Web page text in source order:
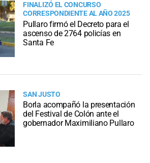
FINALIZÓ EL CONCURSO
CORRESPONDIENTE AL AÑO 2025
Pullaro firmó el Decreto para el
ascenso de 2764 policías en
Santa Fe
SAN JUSTO
Borla acompañó la presentación
del Festival de Colón ante el
gobernador Maximiliano Pullaro